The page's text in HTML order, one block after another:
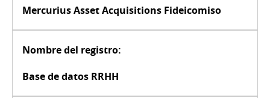
Mercurius Asset Acquisitions Fideicomiso
Nombre del registro:
Base de datos RRHH